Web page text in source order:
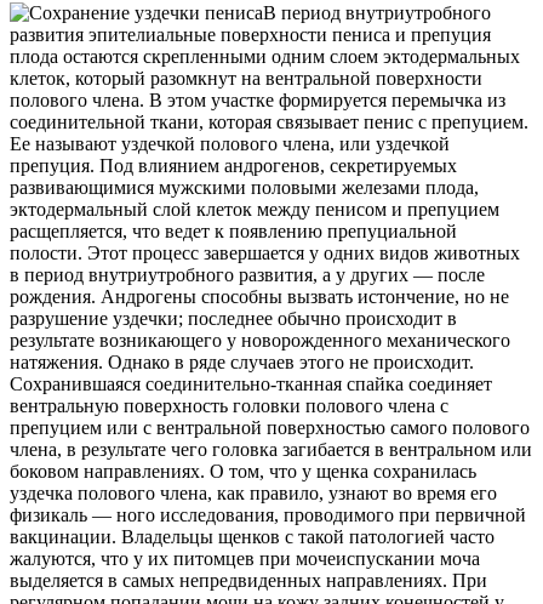
В период внутриутробного
развития эпителиальные поверхности пениса и препуция
плода остаются скрепленными одним слоем эктодермальных
клеток, который разомкнут на вентральной поверхности
полового члена. В этом участке формируется перемычка из
соединительной ткани, которая связывает пенис с препуцием.
Ее называют уздечкой полового члена, или уздечкой
препуция. Под влиянием андрогенов, секретируемых
развивающимися мужскими половыми железами плода,
эктодермальный слой клеток между пенисом и препуцием
расщепляется, что ведет к появлению препуциальной
полости. Этот процесс завершается у одних видов животных
в период внутриутробного развития, а у других — после
рождения. Андрогены способны вызвать истончение, но не
разрушение уздечки; последнее обычно происходит в
результате возникающего у новорожденного механического
натяжения. Однако в ряде случаев этого не происходит.
Сохранившаяся соединительно-тканная спайка соединяет
вентральную поверхность головки полового члена с
препуцием или с вентральной поверхностью самого полового
члена, в результате чего головка загибается в вентральном или
боковом направлениях. О том, что у щенка сохранилась
уздечка полового члена, как правило, узнают во время его
физикаль — ного исследования, проводимого при первичной
вакцинации. Владельцы щенков с такой патологией часто
жалуются, что у их питомцев при мочеиспускании моча
выделяется в самых непредвиденных направлениях. При